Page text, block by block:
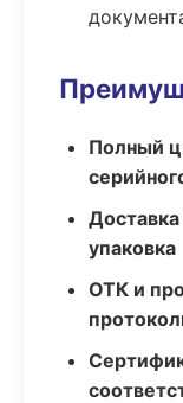
Полный
упаковка
ОТК и